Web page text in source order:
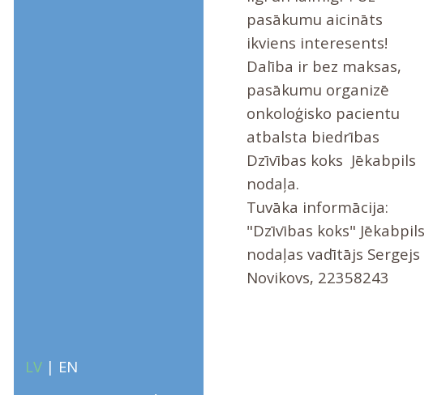
LV| EN
pasākumu aicināts
ikviens interesents!
Dalība ir bez maksas,
pasākumu organizē
onkoloģisko pacientu
atbalsta biedrības
Dzīvības koks Jēkabpils
nodaļa.
Tuvāka informācija:
"Dzīvības koks" Jēkabpils
nodaļas vadītājs Sergejs
Novikovs, 22358243